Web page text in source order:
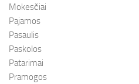
Mokesčiai
Pajamos
Pasaulis
Paskolos
Patarimai
Pramogos